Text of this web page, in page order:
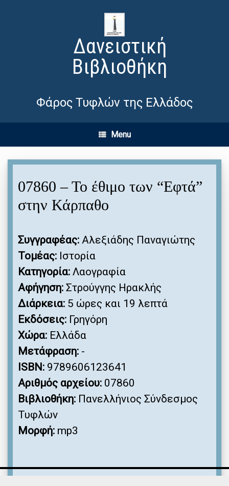
Δανειστική
Βιβλιοθήκη
Φάρος Τυφλών της Ελλάδος
Menu
07860 – Το έθιμο των “Εφτά”
στην Κάρπαθο
Συγγραφέας: Αλεξιάδης Παναγιώτης
Τομέας: Ιστορία
Κατηγορία: Λαογραφία
Αφήγηση: Στρούγγης Ηρακλής
Διάρκεια: 5 ώρες και 19 λεπτά
Εκδόσεις: Γρηγόρη
Χώρα: Ελλάδα
Μετάφραση: -
ISBN: 9789606123641
Αριθμός αρχείου: 07860
Βιβλιοθήκη: Πανελλήνιος Σύνδεσμος
Τυφλών
Μορφή: mp3